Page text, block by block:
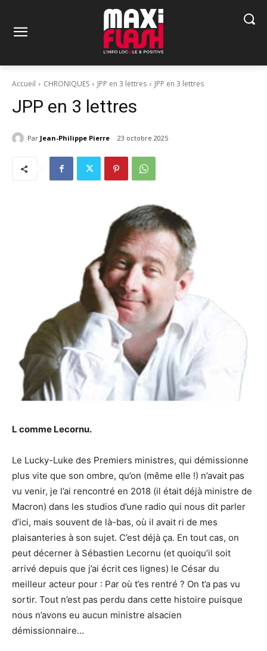
Accueil CHRONIQUES JPP en 3 lettres JPP en 3 lettres
JPP en 3 lettres
Par Jean-Philippe Pierre 23 octobre 2025
L comme Lecornu.
Le Lucky-Luke des Premiers ministres, qui démissionne
plus vite que son ombre, qu’on (même elle !) n’avait pas
vu venir, je l’ai rencontré en 2018 (il était déjà ministre de
Macron) dans les studios d’une radio qui nous dit parler
d’ici, mais souvent de là-bas, où il avait ri de mes
plaisanteries à son sujet. C’est déjà ça. En tout cas, on
peut décerner à Sébastien Lecornu (et quoiqu’il soit
arrivé depuis que j’ai écrit ces lignes) le César du
meilleur acteur pour : Par où t’es rentré ? On t’a pas vu
sortir. Tout n’est pas perdu dans cette histoire puisque
nous n’avons eu aucun ministre alsacien
démissionnaire…